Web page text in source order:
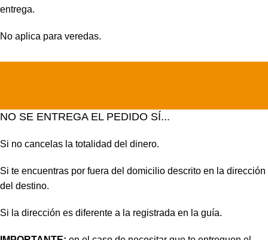
entrega.
No aplica para veredas.
NO SE ENTREGA EL PEDIDO SÍ...
Si no cancelas la totalidad del dinero.
Si te encuentras por fuera del domicilio descrito en la dirección
del destino.
Si la dirección es diferente a la registrada en la guía.